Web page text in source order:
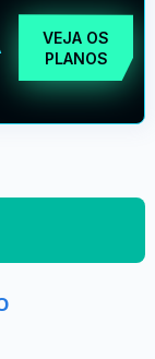
VEJA OS
PLANOS